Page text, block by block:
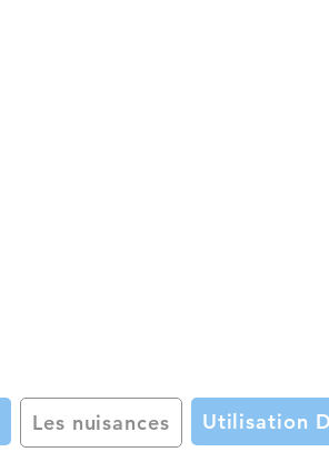
Les nuisances Utilisation